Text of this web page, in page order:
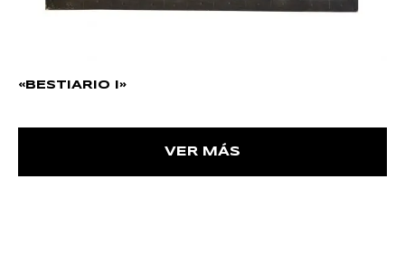
«BESTIARIO I»
VER MÁS